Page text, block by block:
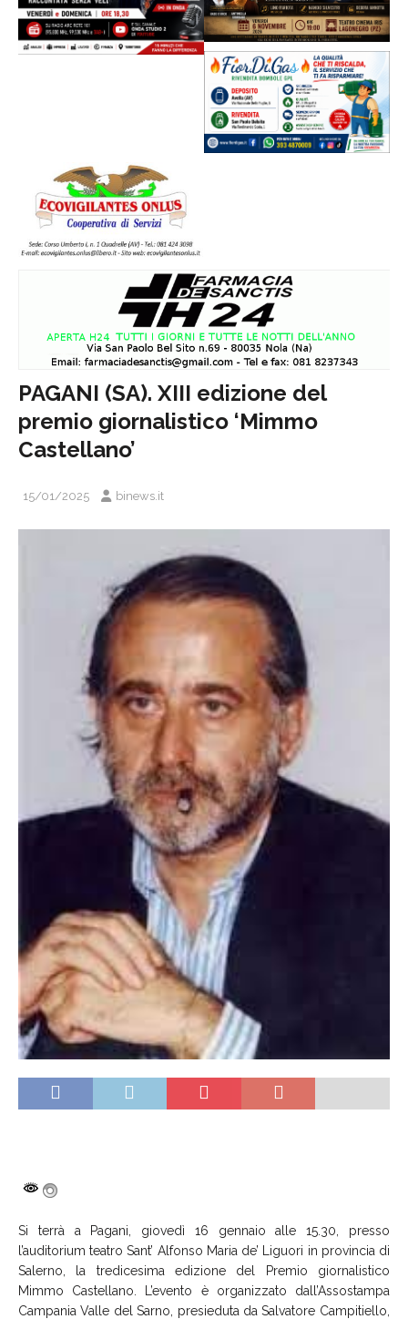
PAGANI (SA). XIII edizione del
premio giornalistico ‘Mimmo
Castellano’
15/01/2025 binews.it
Si terrà a Pagani , giovedì 16 gennaio alle 15.30, presso
l’auditorium teatro Sant’ Alfonso Maria de’ Liguori in provincia di
Salerno
la tredicesima edizione del Premio giornalistico
Mimmo Castellano. L’evento è organizzato dall’Assostampa
Campania Valle del Sarno,
presieduta da Salvatore Campitiello,